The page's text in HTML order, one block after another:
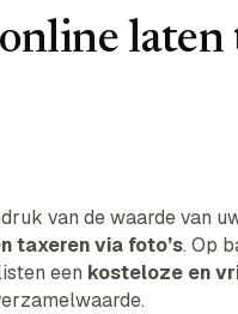
laten
van de waarde van
taxeren via foto’s. Op
een kosteloze en